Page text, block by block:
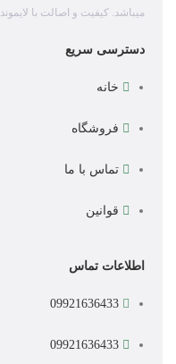
میباشد. کیفیت و اصالت با لایموند
دسترسی سریع
خانه
فروشگاه
تماس با ما
قوانین
اطلاعات تماس
09921636433
09921636433